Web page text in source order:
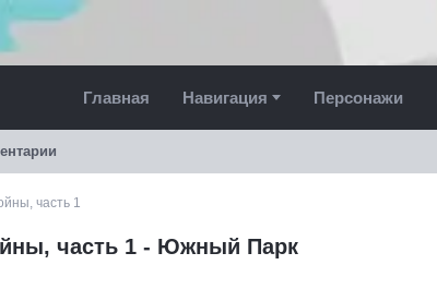
часть 1
часть 1 - Южный Парк
Главная Навигация Персонажи